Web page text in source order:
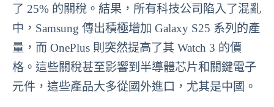
了 25% 的關稅。結果，所有科技公司陷入了混亂
中，Samsung 傳出積極增加 Galaxy S25 系列的產
量，而 OnePlus 則突然提高了其 Watch 3 的價
格。這些關稅甚至影響到半導體芯片和關鍵電子
元件，這些產品大多從國外進口，尤其是中國。